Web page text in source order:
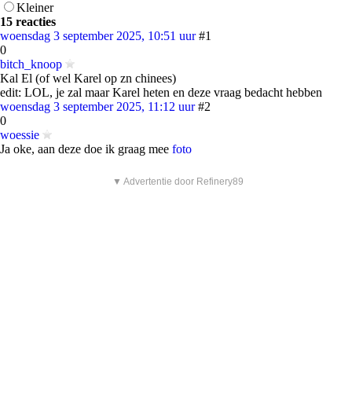
Kleiner
15 reacties
woensdag 3 september 2025, 10:51 uur #1
0
bitch_knoop
Kal El (of wel Karel op zn chinees)
edit: LOL, je zal maar Karel heten en deze vraag bedacht hebben
woensdag 3 september 2025, 11:12 uur #2
0
woessie
Ja oke, aan deze doe ik graag mee foto
▼ Advertentie door Refinery89